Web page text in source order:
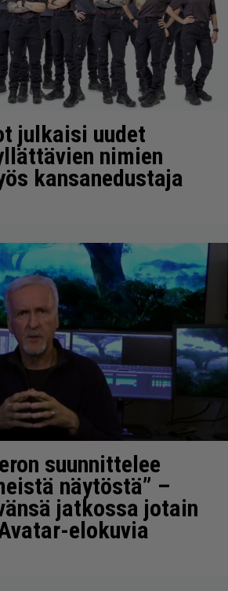
julkaisi uudet
nimien
kansanedustaja
suunnittelee
näytöstä” –
jatkossa jotain
elokuvia